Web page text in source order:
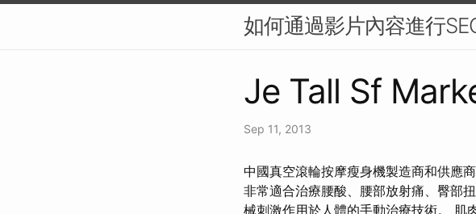
如何通過影片內容進行
Je Tall Sf
Sep 11, 2013
中國真空滾輪按摩瘦身機製造商和供應
非常適合治療腰酸、腰部放射痛、臀部
械刺激作用於人體的手動治療技術。 肌